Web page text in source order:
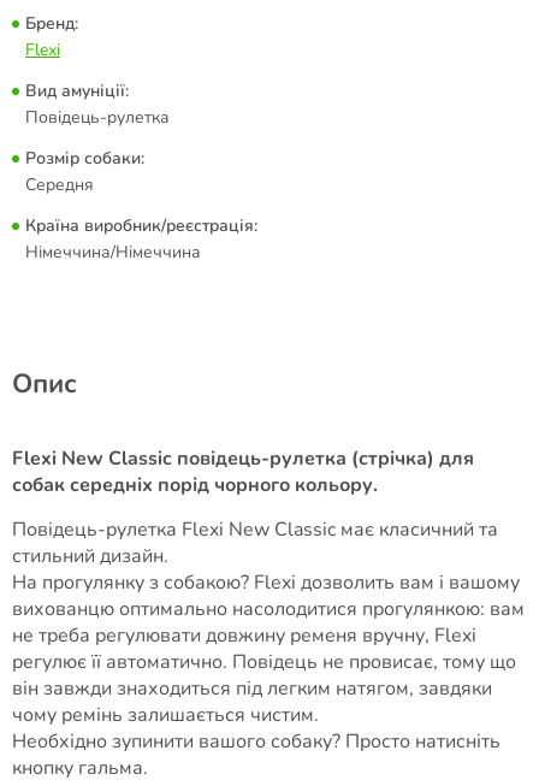
Бренд:
Flexi
Вид амуніції:
Повідець-рулетка
Розмір собаки:
Середня
Країна виробник/реєстрація:
Німеччина/Німеччина
Опис
Flexi New Classic повідець-рулетка (стрічка) для
собак середніх порід чорного кольору.
Повідець-рулетка Flexi New Classic має класичний та
стильний дизайн.
На прогулянку з собакою? Flexi дозволить вам і вашому
вихованцю оптимально насолодитися прогулянкою: вам
не треба регулювати довжину ременя вручну, Flexi
регулює її автоматично. Повідець не провисає, тому що
він завжди знаходиться під легким натягом, завдяки
чому ремінь залишається чистим.
Необхідно зупинити вашого собаку? Просто натисніть
кнопку гальма.